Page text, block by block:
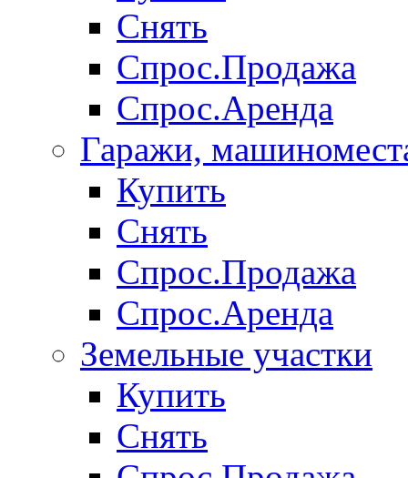
Снять
Спрос.Продажа
Спрос.Аренда
Гаражи,
Купить
Снять
Спрос.Продажа
Спрос.Аренда
Земельные участки
Купить
Снять